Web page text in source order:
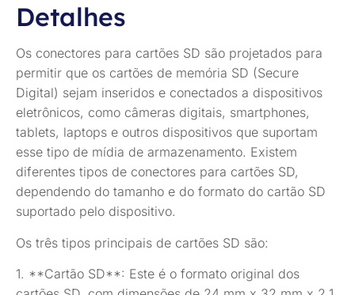
Detalhes
Os conectores para cartões SD são projetados para
permitir que os cartões de memória SD (Secure
Digital) sejam inseridos e conectados a dispositivos
eletrônicos, como câmeras digitais, smartphones,
tablets, laptops e outros dispositivos que suportam
esse tipo de mídia de armazenamento. Existem
diferentes tipos de conectores para cartões SD,
dependendo do tamanho e do formato do cartão SD
suportado pelo dispositivo.
Os três tipos principais de cartões SD são:
1. **Cartão SD**: Este é o formato original dos